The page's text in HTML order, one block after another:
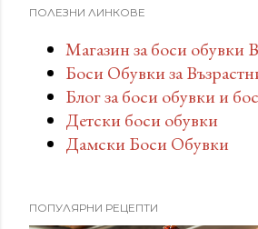
ПОЛЕЗНИ ЛИНКОВЕ
Магазин за боси обувки
Боси Обувки за
Блог за боси обувки и
Детски боси обувки
Дамски Боси Обувки
ПОПУЛЯРНИ РЕЦЕПТИ